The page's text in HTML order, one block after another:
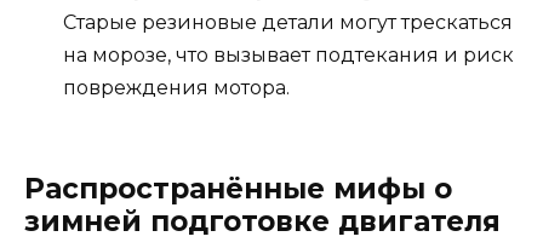
Старые резиновые детали могут трескаться
на морозе, что вызывает подтекания и риск
повреждения мотора.
Распространённые мифы о
зимней подготовке двигателя